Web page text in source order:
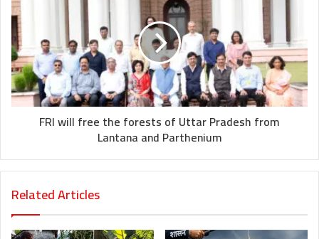
FRI will free the forests of Uttar Pradesh from
Lantana and Parthenium
Related Articles